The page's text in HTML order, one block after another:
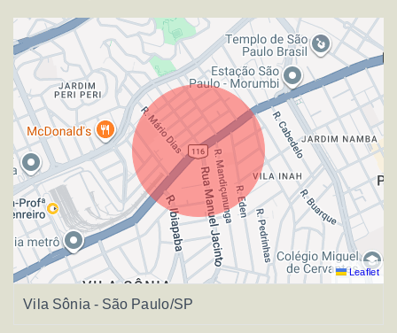
Leaflet
Vila Sônia - São Paulo/SP